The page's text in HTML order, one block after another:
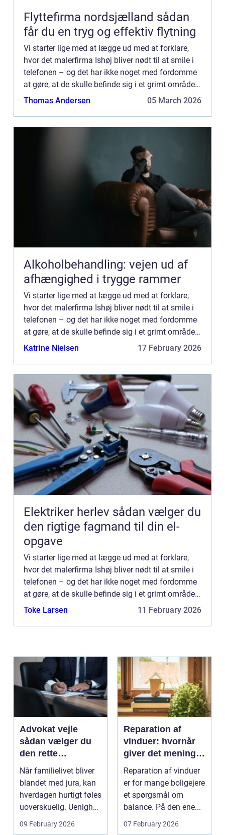
Flyttefirma nordsjælland sådan
får du en tryg og effektiv flytning
Vi starter lige med at lægge ud med at forklare,
hvor det malerfirma Ishøj bliver nødt til at smile i
telefonen – og det har ikke noget med fordomme
at gøre, at de skulle befinde sig i et grimt område
af landet, hvor man ikke ligefrem er kendte...
Thomas Andersen 05 March 2026
Alkoholbehandling: vejen ud af
afhængighed i trygge rammer
Vi starter lige med at lægge ud med at forklare,
hvor det malerfirma Ishøj bliver nødt til at smile i
telefonen – og det har ikke noget med fordomme
at gøre, at de skulle befinde sig i et grimt område
af landet, hvor man ikke ligefrem er kendte...
Katrine Nielsen 17 February 2026
Elektriker herlev sådan vælger du
den rigtige fagmand til din el-
opgave
Vi starter lige med at lægge ud med at forklare,
hvor det malerfirma Ishøj bliver nødt til at smile i
telefonen – og det har ikke noget med fordomme
at gøre, at de skulle befinde sig i et grimt område
af landet, hvor man ikke ligefrem er kendte...
Toke Larsen 11 February 2026
Advokat vejle
sådan vælger du
den rette
familieretsadvokat
Når familielivet bliver
blandet med jura, kan
hverdagen hurtigt føles
uoverskuelig. Uenighed
om børn...
09 February 2026
Reparation af
vinduer: hvornår
giver det mening,
og hvad skal du
vælge?
Reparation af vinduer
er for mange boligejere
et spørgsmål om
balance. På den ene...
07 February 2026